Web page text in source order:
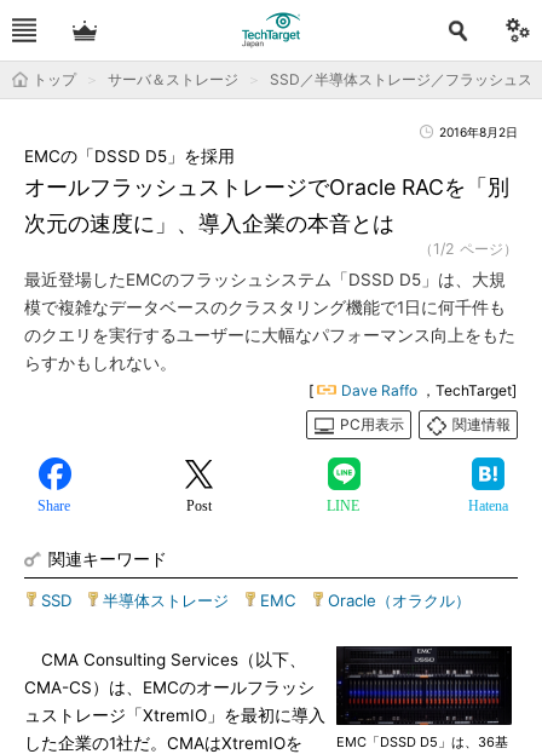
トップ サーバ＆ストレージ SSD／半導体ストレージ／フラッシュス
2016年8月2日
オールフラッシュストレージでOracle RACを「別
次元の速度に」、導入企業の本音とは
EMCの「DSSD D5」を採用
（1/2 ページ）
最近登場したEMCのフラッシュシステム「DSSD D5」は、大規
模で複雑なデータベースのクラスタリング機能で1日に何千件も
のクエリを実行するユーザーに大幅なパフォーマンス向上をもた
らすかもしれない。
[ Dave Raffo ，TechTarget]
PC用表示
関連情報
Share Post LINE Hatena
関連キーワード
SSD 半導体ストレージ EMC Oracle（オラクル）
EMC「DSSD D5」は、36基
CMA Consulting Services（以下、
CMA-CS）は、EMCのオールフラッシ
ュストレージ「XtremIO」を最初に導入
した企業の1社だ。CMAはXtremIOを